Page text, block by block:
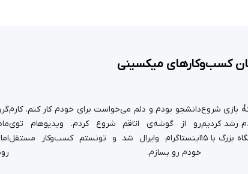
کسب‌وکارهای میکسینی
دانشجو بودم و دلم می‌خواست برای خودم کار کنم. کارم
رو از گوشه‌ی اتاقم شروع کردم. ویدیوهام توی
اینستاگرام وایرال شد و تونستم کسب‌وکار مستقل
خودم رو بسازم.
دسته‌ٔ بازی شروع
رشد کردیم
و حالا اون کارِ کوچیکِ خونگی، به یه فروشگاه بزرگ با ۱۵